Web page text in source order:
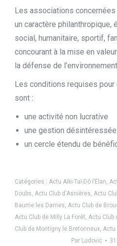
Les associations
un caractère philanthropique,
social, humanitaire, sportif,
concourant à la mise en
la défense de
Les conditions requises
sont :
une activité non lucrative
une gestion désintéressée
un cercle étendu de
Catégories : Actu Aïki-Taï-Dô l’Élan,
Doubs, Actu Club d'Asnières, Actu
Baume les Dames, Actu Club de
Actu Club de Milly La Forêt, Actu Club
Club de Montigny le Bretonneux, Actu
Par Ludovic